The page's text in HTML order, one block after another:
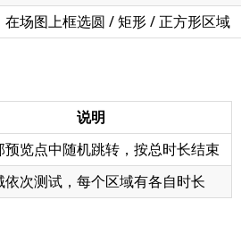
在场图上框选圆 / 矩形 / 正方形区域
说明
预览点中随机跳转，按总时长结束
依次测试，每个区域有各自时长